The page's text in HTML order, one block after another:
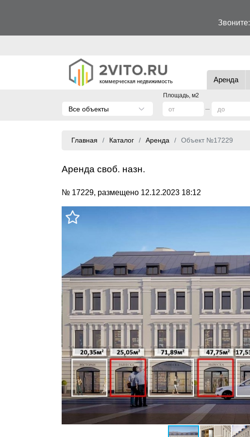
Звоните:
коммерческая недвижимость Аренда
Площадь, м2
Все объекты
Главная Каталог Аренда Объект №17229
Аренда своб. назн.
№ 17229, размещено 12.12.2023 18:12